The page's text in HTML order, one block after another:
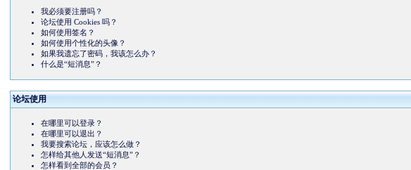
我必须要注册吗？
论坛使用 Cookies 吗？
如何使用签名？
如何使用个性化的头像？
如果我遗忘了密码，我该怎么办？
什么是“短消息”？
论坛使用
在哪里可以登录？
在哪里可以退出？
我要搜索论坛，应该怎么做？
怎样给其他人发送“短消息”？
怎样看到全部的会员？